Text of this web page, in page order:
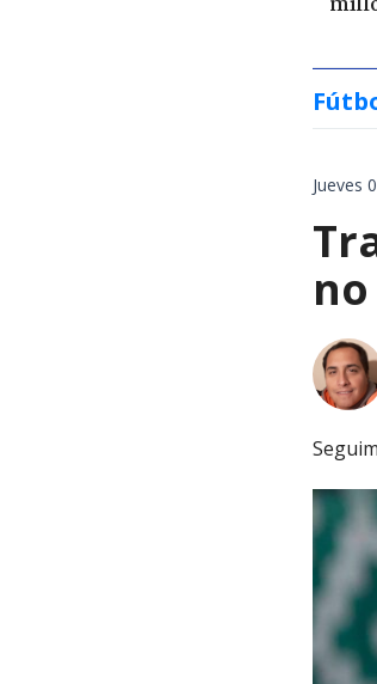
Jueves